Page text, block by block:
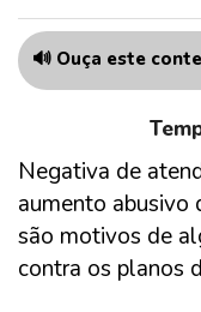
🔊 Ouça este
Negativa de
aumento abusivo
são motivos de
contra os planos